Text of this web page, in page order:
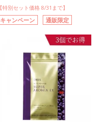
【特別セット価格 8/31まで】
キャンペーン 通販限定